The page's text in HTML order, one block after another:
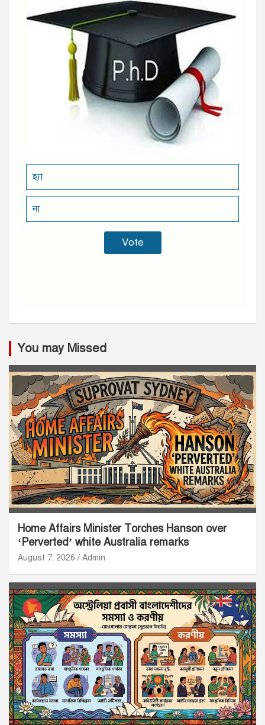
হ্যা
না
You may Missed
Home Affairs Minister Torches Hanson over
‘Perverted’ white Australia remarks
August 7, 2026 Admin